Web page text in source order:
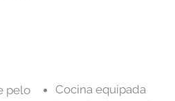
pelo
Cocina equipada